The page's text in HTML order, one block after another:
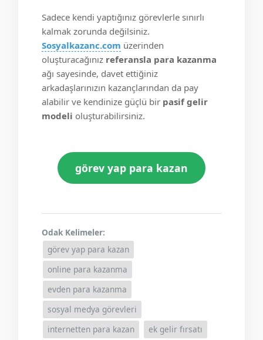
Sadece kendi yaptığınız görevlerle sınırlı
kalmak zorunda değilsiniz.
Sosyalkazanc.com üzerinden
oluşturacağınız referansla para kazanma
ağı sayesinde, davet ettiğiniz
arkadaşlarınızın kazançlarından da pay
alabilir ve kendinize güçlü bir pasif gelir
modeli oluşturabilirsiniz.
görev yap para kazan
Odak Kelimeler:
görev yap para kazan
online para kazanma
evden para kazanma
sosyal medya görevleri
internetten para kazan
ek gelir fırsatı